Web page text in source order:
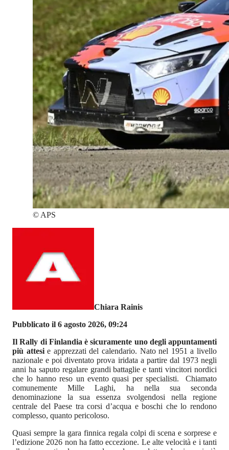
© APS
Chiara Rainis
Pubblicato il 6 agosto 2026, 09:24
Il Rally di Finlandia è sicuramente uno degli appuntamenti
più attesie apprezzati del calendario. Nato nel 1951 a livello
nazionale e poi diventato prova iridata a partire dal 1973 negli
anni ha saputo regalare grandi battaglie e tanti vincitori nordici
che lo hanno reso un evento quasi per specialisti. Chiamato
comunemente Mille Laghi, ha nella sua seconda
denominazione la sua essenza svolgendosi nella regione
centrale del Paese tra corsi d’acqua e boschi che lo rendono
complesso, quanto pericoloso.
Quasi sempre la gara finnica regala colpi di scena e sorprese e
l’edizione 2026 non ha fatto eccezione. Le alte velocità e i tanti